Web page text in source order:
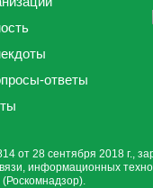
ответы
от 28 сентября 2018 г.,
информационных